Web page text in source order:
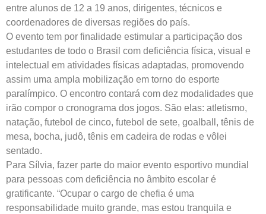
entre alunos de 12 a 19 anos, dirigentes, técnicos e
coordenadores de diversas regiões do país.
O evento tem por finalidade estimular a participação dos
estudantes de todo o Brasil com deficiência física, visual e
intelectual em atividades físicas adaptadas, promovendo
assim uma ampla mobilização em torno do esporte
paralímpico. O encontro contará com dez modalidades que
irão compor o cronograma dos jogos. São elas: atletismo,
natação, futebol de cinco, futebol de sete, goalball, tênis de
mesa, bocha, judô, tênis em cadeira de rodas e vôlei
sentado.
Para Sílvia, fazer parte do maior evento esportivo mundial
para pessoas com deficiência no âmbito escolar é
gratificante. “Ocupar o cargo de chefia é uma
responsabilidade muito grande, mas estou tranquila e